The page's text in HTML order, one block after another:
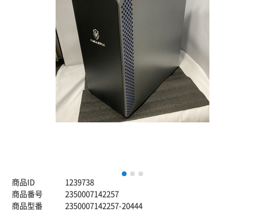
1 2
商品ID
1239738
商品番号
2350007142257
商品型番
2350007142257-20444